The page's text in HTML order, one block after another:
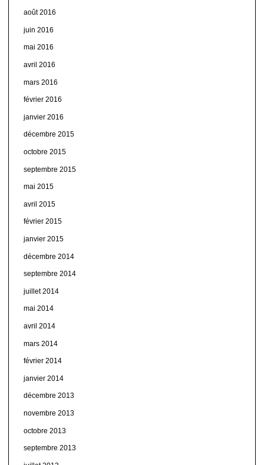
août 2016
juin 2016
mai 2016
avril 2016
mars 2016
février 2016
janvier 2016
décembre 2015
octobre 2015
septembre 2015
mai 2015
avril 2015
février 2015
janvier 2015
décembre 2014
septembre 2014
juillet 2014
mai 2014
avril 2014
mars 2014
février 2014
janvier 2014
décembre 2013
novembre 2013
octobre 2013
septembre 2013